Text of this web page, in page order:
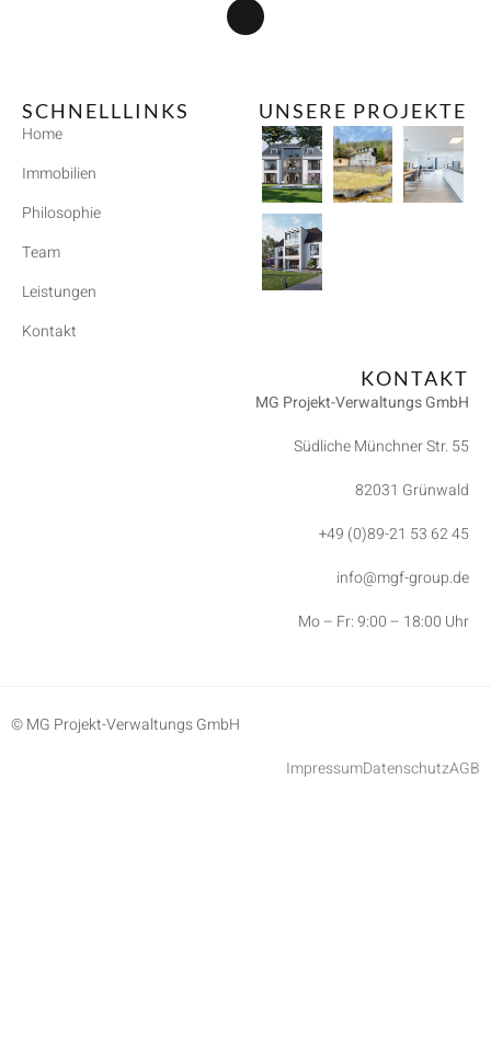
SCHNELLLINKS
Home
Immobilien
Philosophie
Team
Leistungen
Kontakt
UNSERE PROJEKTE
KONTAKT
MG Projekt-Verwaltungs GmbH
Südliche Münchner Str. 55
82031 Grünwald
+49 (0)89-21 53 62 45
info@mgf-group.de
Mo – Fr: 9:00 – 18:00 Uhr
© MG Projekt-Verwaltungs GmbH
AGB
Datenschutz
Impressum